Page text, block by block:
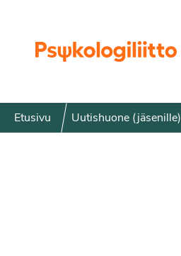
Etusivu Uutishuone (jäsenille)